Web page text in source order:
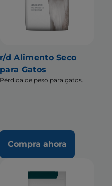
r/d Alimento Seco
para Gatos
Pérdida de peso para gatos.
Compra ahora